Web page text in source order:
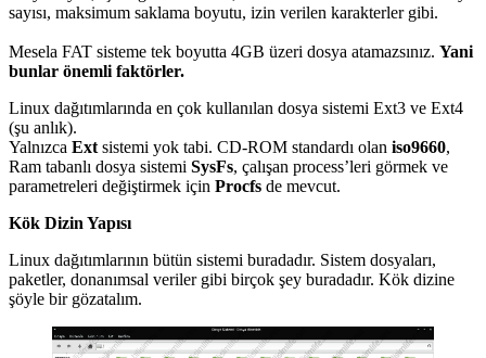
sayısı, maksimum saklama boyutu, izin verilen karakterler gibi.
Mesela FAT sisteme tek boyutta 4GB üzeri dosya atamazsınız. Yani
bunlar önemli faktörler.
Linux dağıtımlarında en çok kullanılan dosya sistemi Ext3 ve Ext4
(şu anlık).
Yalnızca Ext sistemi yok tabi. CD-ROM standardı olan iso9660,
Ram tabanlı dosya sistemi SysFs, çalışan process’leri görmek ve
parametreleri değiştirmek için Procfs de mevcut.
Kök Dizin Yapısı
Linux dağıtımlarının bütün sistemi buradadır. Sistem dosyaları,
paketler, donanımsal veriler gibi birçok şey buradadır. Kök dizine
şöyle bir gözatalım.